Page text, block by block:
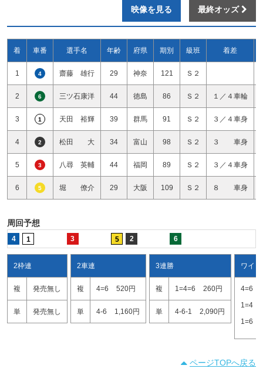
映像を見る 最終オッズ
着 車番 選手名 年齢 府県 期別 級班 着差
1 4 齋藤 雄行 29 神奈 121 Ｓ２
2 6 三ツ石康洋 44 徳島 86 Ｓ２ １／４車輪
3 1 天田 裕輝 39 群馬 91 Ｓ２ ３／４車身
4 2 松田 大 34 富山 98 Ｓ２ ３ 車身
5 3 八尋 英輔 44 福岡 89 Ｓ２ ３／４車身
6 5 堀 僚介 29 大阪 109 Ｓ２ ８ 車身
周回予想
4 1 3 5 2 6
2枠連
複 発売無し
単 発売無し
2車連
複 4=6 520円
単 4-6 1,160円
3連勝
複 1=4=6 260円
単 4-6-1 2,090円
ワイド
4=6
1=4
1=6
ページTOPへ戻る